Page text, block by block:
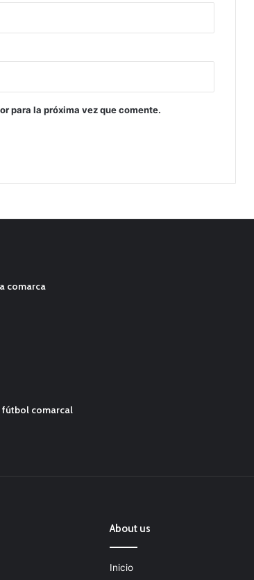
para la próxima vez que comente.
comarca
fútbol comarcal
About us
Inicio